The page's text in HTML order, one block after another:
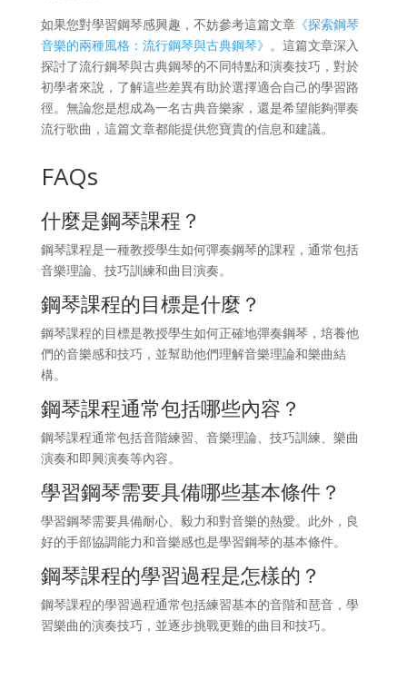
如果您對學習鋼琴感興趣，不妨參考這篇文章《探索鋼琴
音樂的兩種風格：流行鋼琴與古典鋼琴》 。這篇文章深入
探討了流行鋼琴與古典鋼琴的不同特點和演奏技巧，對於
初學者來說，了解這些差異有助於選擇適合自己的學習路
徑。無論您是想成為一名古典音樂家，還是希望能夠彈奏
流行歌曲，這篇文章都能提供您寶貴的信息和建議。
FAQs
什麼是鋼琴課程？
鋼琴課程是一種教授學生如何彈奏鋼琴的課程，通常包括
音樂理論、技巧訓練和曲目演奏。
鋼琴課程的目標是什麼？
鋼琴課程的目標是教授學生如何正確地彈奏鋼琴，培養他
們的音樂感和技巧，並幫助他們理解音樂理論和樂曲結
構。
鋼琴課程通常包括哪些內容？
鋼琴課程通常包括音階練習、音樂理論、技巧訓練、樂曲
演奏和即興演奏等內容。
學習鋼琴需要具備哪些基本條件？
學習鋼琴需要具備耐心、毅力和對音樂的熱愛。此外，良
好的手部協調能力和音樂感也是學習鋼琴的基本條件。
鋼琴課程的學習過程是怎樣的？
鋼琴課程的學習過程通常包括練習基本的音階和琶音，學
習樂曲的演奏技巧，並逐步挑戰更難的曲目和技巧。